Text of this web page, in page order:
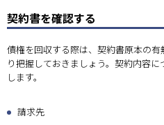
契約書を確認する
債権を回収する際は、契約書原本の
り把握しておきましょう。契約内容
します。
請求先